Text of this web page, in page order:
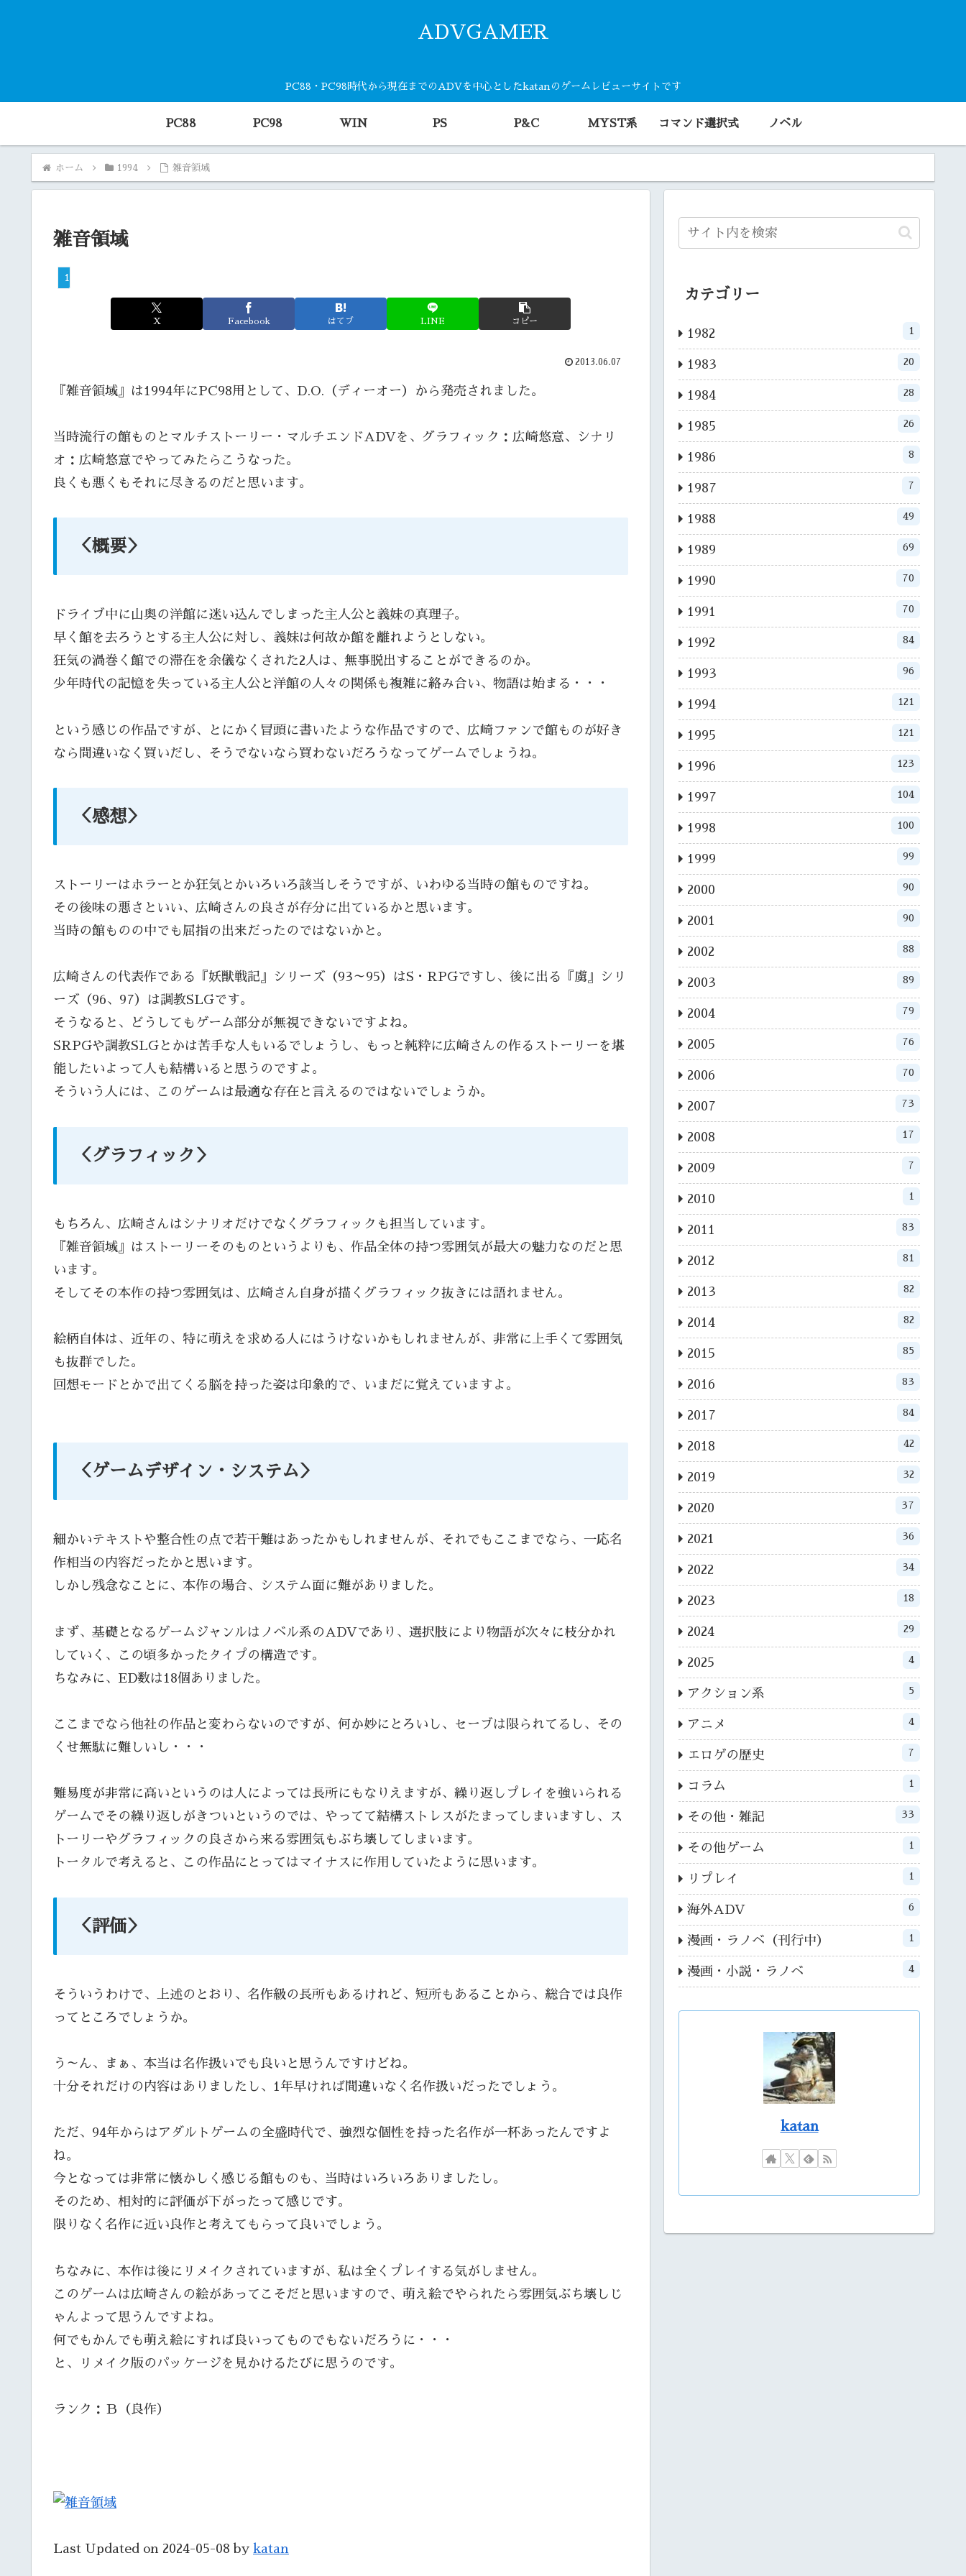
ADVGAMER
PC88・PC98時代から現在までのADVを中心としたkatanのゲームレビューサイトです
PC88 PC98 WIN PS P&C MYST系 コマンド選択式 ノベル
ホーム 1994 雑音領域
雑音領域
1994
X Facebook はてブ LINE コピー
2013.06.07
『雑音領域』は1994年にPC98用として、D.O.（ディーオー）から発売されました。
当時流行の館ものとマルチストーリー・マルチエンドADVを、グラフィック：広崎悠意、シナリ
オ：広崎悠意でやってみたらこうなった。
良くも悪くもそれに尽きるのだと思います。
＜概要＞
ドライブ中に山奥の洋館に迷い込んでしまった主人公と義妹の真理子。
早く館を去ろうとする主人公に対し、義妹は何故か館を離れようとしない。
狂気の渦巻く館での滞在を余儀なくされた2人は、無事脱出することができるのか。
少年時代の記憶を失っている主人公と洋館の人々の関係も複雑に絡み合い、物語は始まる・・・
という感じの作品ですが、とにかく冒頭に書いたような作品ですので、広崎ファンで館ものが好き
なら間違いなく買いだし、そうでないなら買わないだろうなってゲームでしょうね。
＜感想＞
ストーリーはホラーとか狂気とかいろいろ該当しそうですが、いわゆる当時の館ものですね。
その後味の悪さといい、広崎さんの良さが存分に出ているかと思います。
当時の館ものの中でも屈指の出来だったのではないかと。
広崎さんの代表作である『妖獣戦記』シリーズ（93～95）はS・RPGですし、後に出る『虜』シリ
ーズ（96、97）は調教SLGです。
そうなると、どうしてもゲーム部分が無視できないですよね。
SRPGや調教SLGとかは苦手な人もいるでしょうし、もっと純粋に広崎さんの作るストーリーを堪
能したいよって人も結構いると思うのですよ。
そういう人には、このゲームは最適な存在と言えるのではないでしょうか。
＜グラフィック＞
もちろん、広崎さんはシナリオだけでなくグラフィックも担当しています。
『雑音領域』はストーリーそのものというよりも、作品全体の持つ雰囲気が最大の魅力なのだと思
います。
そしてその本作の持つ雰囲気は、広崎さん自身が描くグラフィック抜きには語れません。
絵柄自体は、近年の、特に萌えを求める人にはうけないかもしれませんが、非常に上手くて雰囲気
も抜群でした。
回想モードとかで出てくる脳を持った姿は印象的で、いまだに覚えていますよ。
＜ゲームデザイン・システム＞
細かいテキストや整合性の点で若干難はあったかもしれませんが、それでもここまでなら、一応名
作相当の内容だったかと思います。
しかし残念なことに、本作の場合、システム面に難がありました。
まず、基礎となるゲームジャンルはノベル系のADVであり、選択肢により物語が次々に枝分かれ
していく、この頃多かったタイプの構造です。
ちなみに、ED数は18個ありました。
ここまでなら他社の作品と変わらないのですが、何か妙にとろいし、セーブは限られてるし、その
くせ無駄に難しいし・・・
難易度が非常に高いというのは人によっては長所にもなりえますが、繰り返しプレイを強いられる
ゲームでその繰り返しがきついというのでは、やってて結構ストレスがたまってしまいますし、ス
トーリーやグラフィックの良さから来る雰囲気もぶち壊してしまいます。
トータルで考えると、この作品にとってはマイナスに作用していたように思います。
＜評価＞
そういうわけで、上述のとおり、名作級の長所もあるけれど、短所もあることから、総合では良作
ってところでしょうか。
う～ん、まぁ、本当は名作扱いでも良いと思うんですけどね。
十分それだけの内容はありましたし、1年早ければ間違いなく名作扱いだったでしょう。
ただ、94年からはアダルトゲームの全盛時代で、強烈な個性を持った名作が一杯あったんですよ
ね。
今となっては非常に懐かしく感じる館ものも、当時はいろいろありましたし。
そのため、相対的に評価が下がったって感じです。
限りなく名作に近い良作と考えてもらって良いでしょう。
ちなみに、本作は後にリメイクされていますが、私は全くプレイする気がしません。
このゲームは広崎さんの絵があってこそだと思いますので、萌え絵でやられたら雰囲気ぶち壊しじ
ゃんよって思うんですよね。
何でもかんでも萌え絵にすれば良いってものでもないだろうに・・・
と、リメイク版のパッケージを見かけるたびに思うのです。
ランク：Ｂ（良作）
Last Updated on 2024-05-08 by katan
カテゴリー
1982 1
1983 20
1984 28
1985 26
1986 8
1987 7
1988 49
1989 69
1990 70
1991 70
1992 84
1993 96
1994 121
1995 121
1996 123
1997 104
1998 100
1999 99
2000 90
2001 90
2002 88
2003 89
2004 79
2005 76
2006 70
2007 73
2008 17
2009 7
2010 1
2011 83
2012 81
2013 82
2014 82
2015 85
2016 83
2017 84
2018 42
2019 32
2020 37
2021 36
2022 34
2023 18
2024 29
2025 4
アクション系 5
アニメ 4
エロゲの歴史 7
コラム 1
その他・雑記 33
その他ゲーム 1
リプレイ 1
海外ADV 6
漫画・ラノベ（刊行中） 1
漫画・小説・ラノベ 4
katan